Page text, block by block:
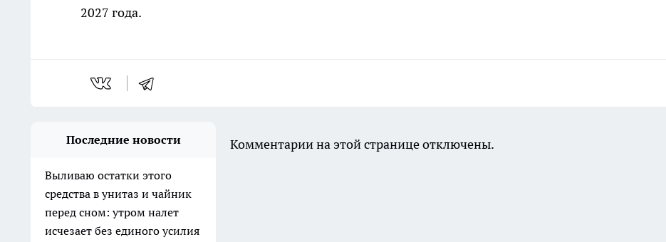
2027 года.
Последние новости
Выливаю остатки этого
средства в унитаз и чайник
перед сном: утром налет
исчезает без единого усилия
Комментарии на этой странице отключены.